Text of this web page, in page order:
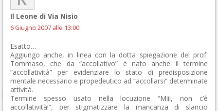
Il Leone di Via Nisio
6 Giugno 2007 alle 13:00
Esatto…
Aggiungo anche, in linea con la dotta spiegazione del prof.
Tommaso, che da “accollativo” è nato anche il termine
“accollatività” per evidenziare lo stato di predisposizione
mentale necessario e propedeutico ad “accollarsi” determinate
attività.
Termine spesso usato nella locuzione “Miii, non c’è
accollatività!”, per stigmatizzare la mancanza di slancio